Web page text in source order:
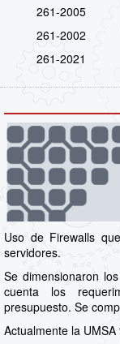
261-2005
261-2002
261-2021
Uso de Firewalls
servidores.
Se dimensionaron
cuenta los
presupuesto. Se
Actualmente la